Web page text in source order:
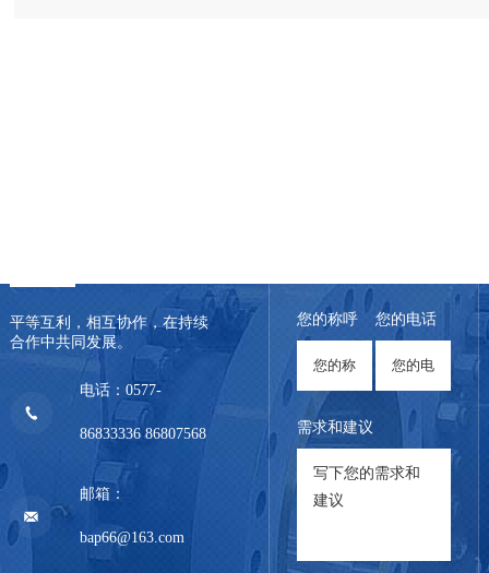
平等互利，相互协作，在持续
合作中共同发展。
电话：0577-
86833336 86807568
邮箱：
bap66@163.com
您的称呼 您的电话
需求和建议